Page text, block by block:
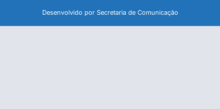
Desenvolvido por Secretaria de Comunicação